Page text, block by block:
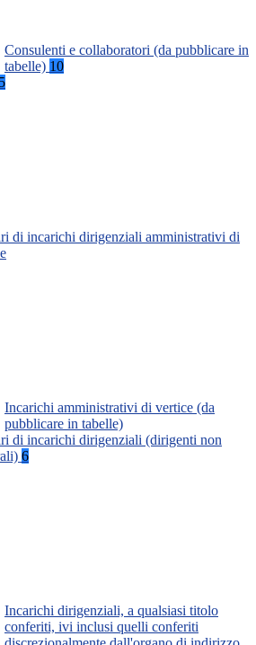
Consulenti e collaboratori (da pubblicare in
tabelle) 10
di incarichi dirigenziali amministrativi di
Incarichi amministrativi di vertice (da
pubblicare in tabelle)
di incarichi dirigenziali (dirigenti non
6
Incarichi dirigenziali, a qualsiasi titolo
conferiti, ivi inclusi quelli conferiti